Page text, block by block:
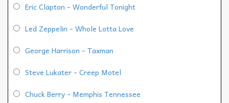
Eric Clapton - Wonderful Tonight
Led Zeppelin - Whole Lotta Love
George Harrison - Taxman
Steve Lukater - Creep Motel
Chuck Berry - Memphis Tennessee